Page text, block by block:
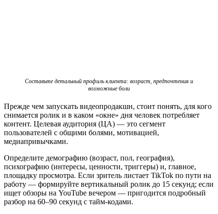
Составьте детальный профиль клиента: возраст, предпочтения и
возможные боли
Прежде чем запускать видеопродакшн, стоит понять, для кого
снимается ролик и в каком «окне» дня человек потребляет
контент. Целевая аудитория (ЦА) — это сегмент
пользователей с общими болями, мотивацией,
медиапривычками.
Определите демографию (возраст, пол, география),
психографию (интересы, ценности, триггеры) и, главное,
площадку просмотра. Если зритель листает TikTok по пути на
работу — формируйте вертикальный ролик до 15 секунд; если
ищет обзоры на YouTube вечером — пригодится подробный
разбор на 60–90 секунд с тайм-кодами.